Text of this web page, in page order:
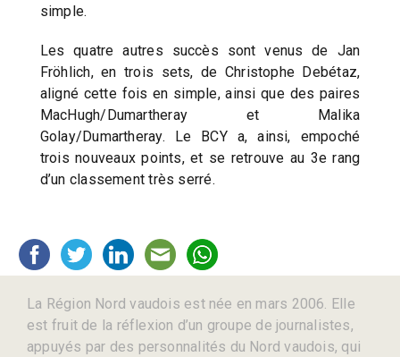
simple.
Les quatre autres succès sont venus de Jan
Fröhlich, en trois sets, de Christophe Debétaz,
aligné cette fois en simple, ainsi que des paires
MacHugh/Dumartheray et Malika
Golay/Dumartheray. Le BCY a, ainsi, empoché
trois nouveaux points, et se retrouve au 3e rang
d’un classement très serré.
La Région Nord vaudois est née en mars 2006. Elle
est fruit de la réflexion d’un groupe de journalistes,
appuyés par des personnalités du Nord vaudois, qui